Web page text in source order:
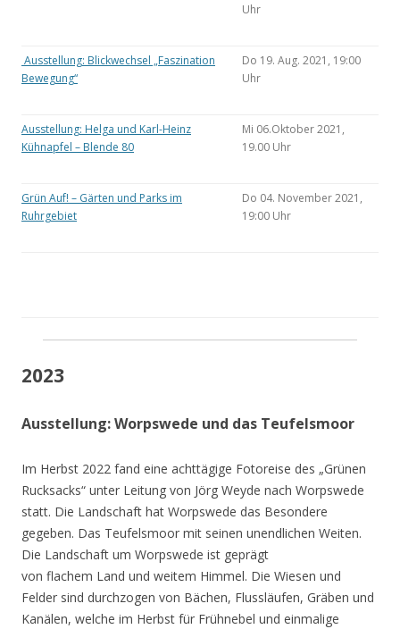
Uhr
Ausstellung: Blickwechsel „Faszination
Bewegung“
Do 19. Aug. 2021, 19:00
Uhr
Ausstellung: Helga und Karl-Heinz
Kühnapfel – Blende 80
Mi 06.Oktober 2021,
19.00 Uhr
Grün Auf! – Gärten und Parks im
Ruhrgebiet
Do 04. November 2021,
19:00 Uhr
2023
Ausstellung: Worpswede und das Teufelsmoor
Im Herbst 2022 fand eine achttägige Fotoreise des „Grünen
Rucksacks“ unter Leitung von Jörg Weyde nach Worpswede
statt. Die Landschaft hat Worpswede das Besondere
gegeben. Das Teufelsmoor mit seinen unendlichen Weiten.
Die Landschaft um Worpswede ist geprägt
von flachem Land und weitem Himmel. Die Wiesen und
Felder sind durchzogen von Bächen, Flussläufen, Gräben und
Kanälen, welche im Herbst für Frühnebel und einmalige